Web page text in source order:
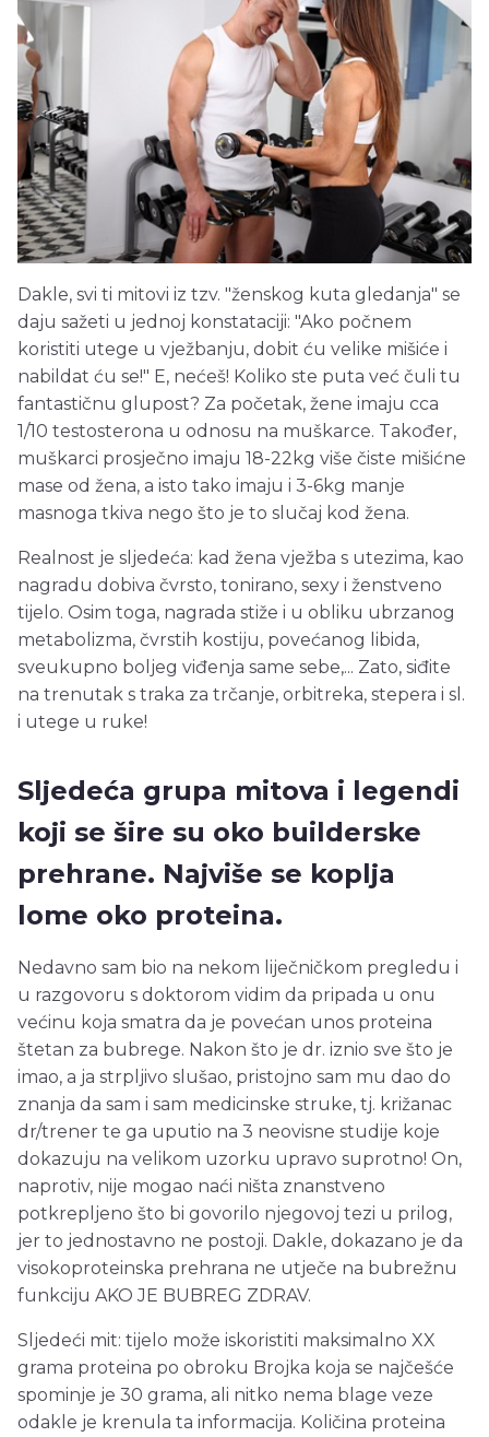
Dakle, svi ti mitovi iz tzv. "ženskog kuta gledanja" se
daju sažeti u jednoj konstataciji: "Ako počnem
koristiti utege u vježbanju, dobit ću velike mišiće i
nabildat ću se!" E, nećeš! Koliko ste puta već čuli tu
fantastičnu glupost? Za početak, žene imaju cca
1/10 testosterona u odnosu na muškarce. Također,
muškarci prosječno imaju 18-22kg više čiste mišićne
mase od žena, a isto tako imaju i 3-6kg manje
masnoga tkiva nego što je to slučaj kod žena.
Realnost je sljedeća: kad žena vježba s utezima, kao
nagradu dobiva čvrsto, tonirano, sexy i ženstveno
tijelo. Osim toga, nagrada stiže i u obliku ubrzanog
metabolizma, čvrstih kostiju, povećanog libida,
sveukupno boljeg viđenja same sebe,... Zato, siđite
na trenutak s traka za trčanje, orbitreka, stepera i sl.
i utege u ruke!
Sljedeća grupa mitova i legendi
koji se šire su oko builderske
prehrane. Najviše se koplja
lome oko proteina.
Nedavno sam bio na nekom liječničkom pregledu i
u razgovoru s doktorom vidim da pripada u onu
većinu koja smatra da je povećan unos proteina
štetan za bubrege. Nakon što je dr. iznio sve što je
imao, a ja strpljivo slušao, pristojno sam mu dao do
znanja da sam i sam medicinske struke, tj. križanac
dr/trener te ga uputio na 3 neovisne studije koje
dokazuju na velikom uzorku upravo suprotno! On,
naprotiv, nije mogao naći ništa znanstveno
potkrepljeno što bi govorilo njegovoj tezi u prilog,
jer to jednostavno ne postoji. Dakle, dokazano je da
visokoproteinska prehrana ne utječe na bubrežnu
funkciju AKO JE BUBREG ZDRAV.
Sljedeći mit: tijelo može iskoristiti maksimalno XX
grama proteina po obroku Brojka koja se najčešće
spominje je 30 grama, ali nitko nema blage veze
odakle je krenula ta informacija. Količina proteina